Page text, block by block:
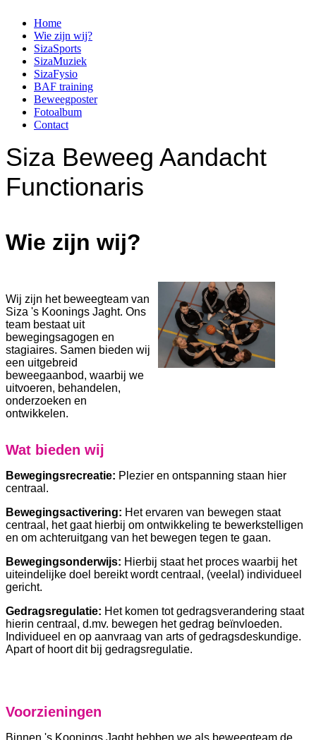
Home
Wie zijn wij?
SizaSports
SizaMuziek
SizaFysio
BAF training
Beweegposter
Fotoalbum
Contact
Siza Beweeg Aandacht
Functionaris
Wie zijn wij?
Wij zijn het beweegteam van
Siza 's Koonings Jaght. Ons
team bestaat uit
bewegingsagogen en
stagiaires. Samen bieden wij
een uitgebreid
beweegaanbod, waarbij we
uitvoeren, behandelen,
onderzoeken en
ontwikkelen.
Wat bieden wij
Bewegingsrecreatie: Plezier en ontspanning staan hier
centraal.
Bewegingsactivering: Het ervaren van bewegen staat
centraal, het gaat hierbij om ontwikkeling te bewerkstelligen
en om achteruitgang van het bewegen tegen te gaan.
Bewegingsonderwijs: Hierbij staat het proces waarbij het
uiteindelijke doel bereikt wordt centraal, (veelal) individueel
gericht.
Gedragsregulatie: Het komen tot gedragsverandering staat
hierin centraal, d.mv. bewegen het gedrag beïnvloeden.
Individueel en op aanvraag van arts of gedragsdeskundige.
Apart of hoort dit bij gedragsregulatie.
Voorzieningen
Binnen 's Koonings Jaght hebben we als beweegteam de